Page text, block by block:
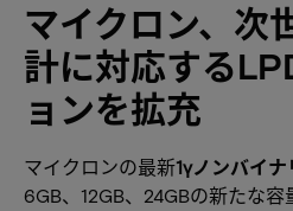
マイクロン、次
計に対応する
ョンを拡充
マイクロンの最新1γノンバイ
6GB、12GB、24GBの新たな